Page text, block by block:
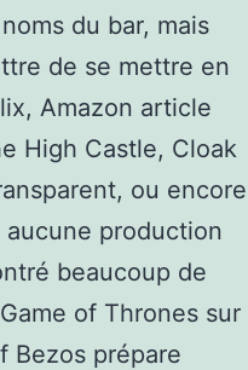
du bar, mais
de se mettre en
Amazon article
High Castle, Cloak
ou encore
production
beaucoup de
of Thrones sur
Bezos prépare